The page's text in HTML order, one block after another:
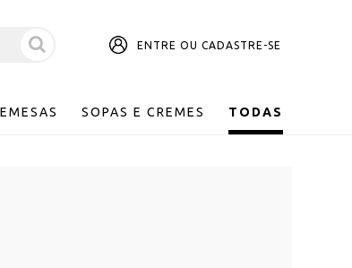
ENTRE OU CADASTRE-SE
SOPAS E CREMES TODAS